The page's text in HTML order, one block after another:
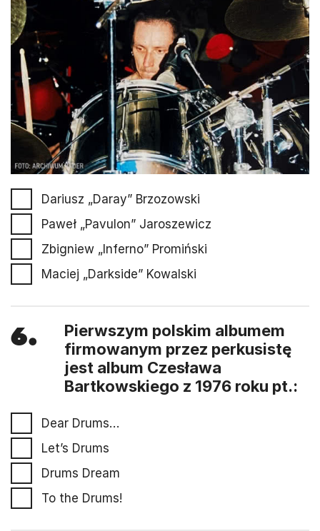
Dariusz „Daray” Brzozowski
Paweł „Pavulon” Jaroszewicz
Zbigniew „Inferno” Promiński
Maciej „Darkside” Kowalski
6.
Pierwszym polskim albumem
firmowanym przez perkusistę
jest album Czesława
Bartkowskiego z 1976 roku pt.:
Dear Drums…
Let’s Drums
Drums Dream
To the Drums!